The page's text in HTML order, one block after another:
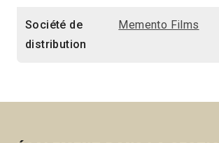
Société de
distribution
Memento Films